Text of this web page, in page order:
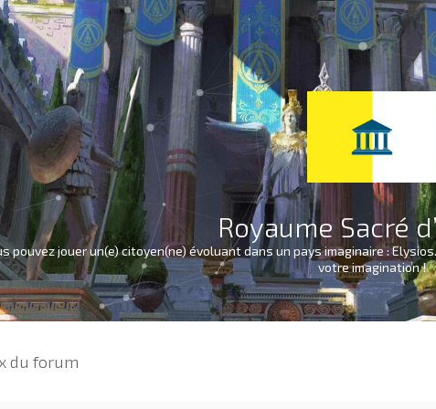
Royaume Sacré
pouvez jouer un(e) citoyen(ne) évoluant dans un pays imaginaire :
votre imagination !
du forum